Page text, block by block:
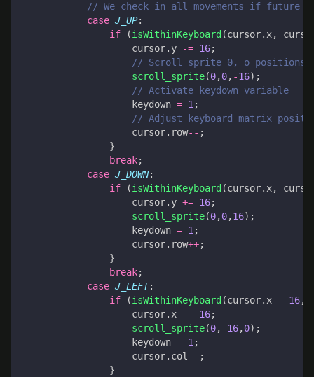
case J_UP:
if
(isWithinKeyboard (cursor. x,
cursor. y -= 16;
scroll_sprite(0,0, -16);
keydown = 1 ;
cursor. row-- ;
}
break;
case J_DOWN:
if
(isWithinKeyboard (cursor. x,
cursor. y += 16;
scroll_sprite(0,0,16);
keydown = 1 ;
cursor. row++;
}
break;
case J_LEFT:
if
(isWithinKeyboard (cursor. x - 16,
cursor. x -= 16;
scroll_sprite(0, -16,0);
keydown = 1 ;
cursor. col -- ;
}